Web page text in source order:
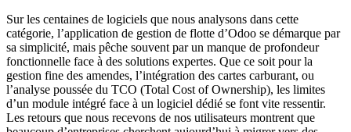
Sur les centaines de logiciels que nous analysons dans cette
catégorie, l’application de gestion de flotte d’Odoo se démarque par
sa simplicité, mais pêche souvent par un manque de profondeur
fonctionnelle face à des solutions expertes. Que ce soit pour la
gestion fine des amendes, l’intégration des cartes carburant, ou
l’analyse poussée du TCO (Total Cost of Ownership), les limites
d’un module intégré face à un logiciel dédié se font vite ressentir.
Les retours que nous recevons de nos utilisateurs montrent que